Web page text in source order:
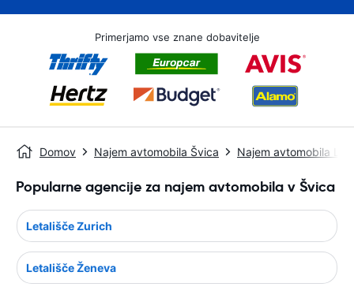
Primerjamo vse znane dobavitelje
Domov Najem avtomobila Švica Najem avtomobila
Popularne agencije za najem avtomobila v Švica
Letališče Zurich
Letališče Ženeva